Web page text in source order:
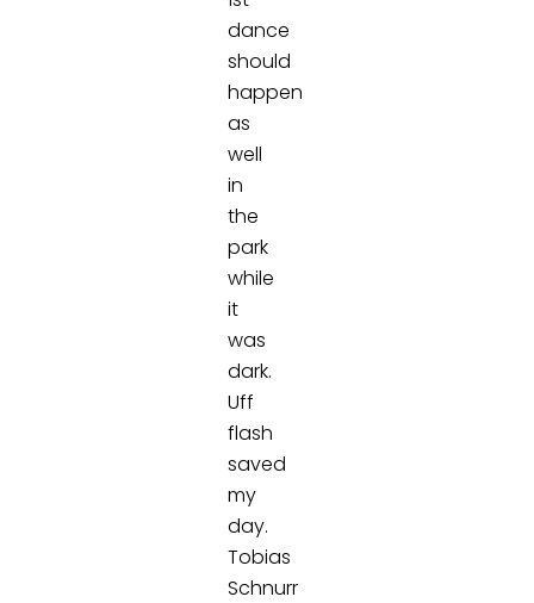
dance
should
happen
as
well
in
the
park
while
it
was
dark.
Uff
flash
saved
my
day.
Tobias
Schnurr